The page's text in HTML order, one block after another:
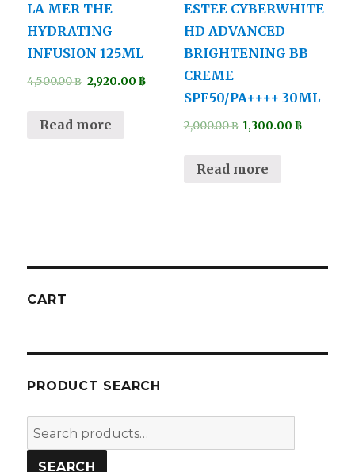
LA MER THE
HYDRATING
INFUSION 125ML
4,500.00฿ 2,920.00 ฿
Read more
ESTEE CYBERWHITE
HD ADVANCED
BRIGHTENING BB
CREME
SPF50/PA++++ 30ML
2,000.00฿ 1,300.00฿
Read more
CART
PRODUCT SEARCH
Search
for:
SEARCH